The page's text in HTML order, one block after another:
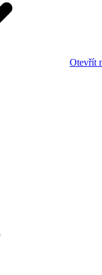
Otevřít